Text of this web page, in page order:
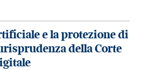
e la protezione di
della Corte